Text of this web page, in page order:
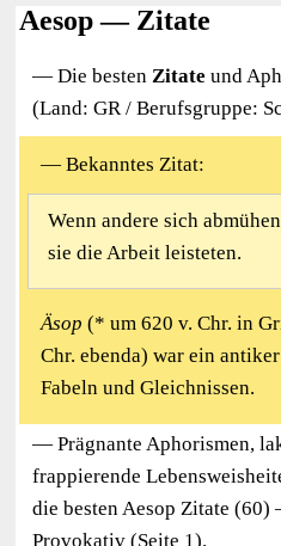
Aesop — Zitate
— Die besten Zitate und
(Land: GR / Berufsgruppe:
— Bekanntes Zitat:
Wenn andere sich
sie die Arbeit leisteten.
Äsop (* um 620 v. Chr. in
Chr. ebenda) war ein
Fabeln und Gleichnissen.
— Prägnante Aphorismen,
frappierende
die besten Aesop Zitate
Provokativ (Seite 1).